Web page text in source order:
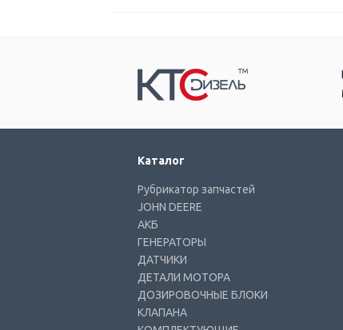
Каталог
Рубрикатор запчастей
JOHN DEERE
АКБ
ГЕНЕРАТОРЫ
ДАТЧИКИ
ДЕТАЛИ МОТОРА
ДОЗИРОВОЧНЫЕ БЛОКИ
КЛАПАНА